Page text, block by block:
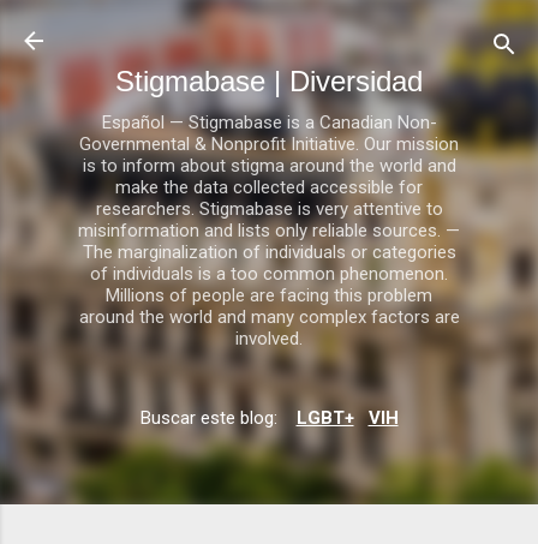
Ir al contenido principal
Stigmabase | Diversidad
Español — Stigmabase is a Canadian Non-
Governmental & Nonprofit Initiative. Our mission
is to inform about stigma around the world and
make the data collected accessible for
researchers. Stigmabase is very attentive to
misinformation and lists only reliable sources. —
The marginalization of individuals or categories
of individuals is a too common phenomenon.
Millions of people are facing this problem
around the world and many complex factors are
involved.
Buscar este blog: LGBT+ VIH